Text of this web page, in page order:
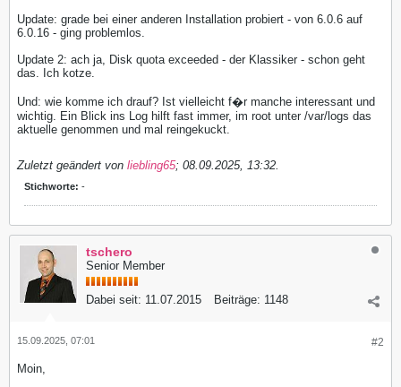
Update: grade bei einer anderen Installation probiert - von 6.0.6 auf
6.0.16 - ging problemlos.
Update 2: ach ja, Disk quota exceeded - der Klassiker - schon geht
das. Ich kotze.
Und: wie komme ich drauf? Ist vielleicht f�r manche interessant und
wichtig. Ein Blick ins Log hilft fast immer, im root unter /var/logs das
aktuelle genommen und mal reingekuckt.
Zuletzt geändert von liebling65; 08.09.2025, 13:32
Stichworte: -
tschero
Senior Member
Dabei seit: 11.07.2015 Beiträge: 1148
#2
15.09.2025, 07:01
Moin,